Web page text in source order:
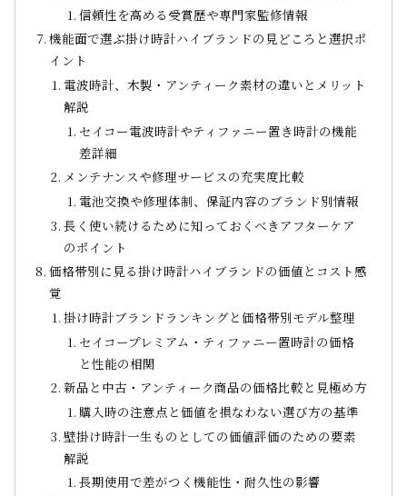
信頼性を高める受賞歴や専門家監修情報
機能面で選ぶ掛け時計ハイブランドの見どころと選択ポ
イント
電波時計、木製・アンティーク素材の違いとメリット
解説
セイコー電波時計やティファニー置き時計の機能
差詳細
メンテナンスや修理サービスの充実度比較
電池交換や修理体制、保証内容のブランド別情報
長く使い続けるために知っておくべきアフターケア
のポイント
価格帯別に見る掛け時計ハイブランドの価値とコスト感
覚
掛け時計ブランドランキングと価格帯別モデル整理
セイコープレミアム・ティファニー置時計の価格
と性能の相関
新品と中古・アンティーク商品の価格比較と見極め方
購入時の注意点と価値を損なわない選び方の基準
壁掛け時計一生ものとしての価値評価のための要素
解説
長期使用で差がつく機能性・耐久性の影響